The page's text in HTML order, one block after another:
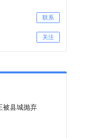
联系
关注
被县城抛弃